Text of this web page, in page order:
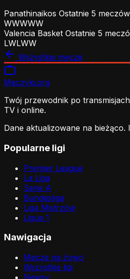
Panathinaikos Ostatnie 5 meczów
WWWWW
Valencia Basket Ostatnie 5
LWLWW
Wszystkie mecze
Meczyki.org
Twój przewodnik po
TV i online.
Dane aktualizowane na
Popularne ligi
Premier League
La Liga
Serie A
Bundesliga
Liga Mistrzów
Ligue 1
Nawigacja
Mecze na żywo
Wszystkie ligi
Newsy